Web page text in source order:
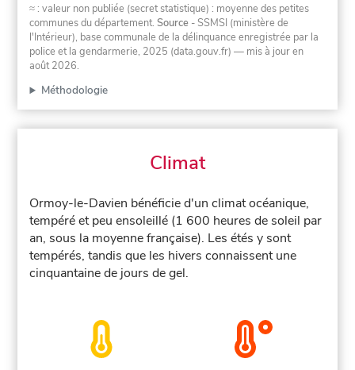
≈ : valeur non publiée (secret statistique) : moyenne des petites
communes du département.Source - SSMSI (ministère de
l'Intérieur), base communale de la délinquance enregistrée par la
police et la gendarmerie, 2025 (data.gouv.fr) — mis à jour en
août 2026.
Méthodologie
Climat
Ormoy-le-Davien bénéficie d'un climat océanique,
tempéré et peu ensoleillé (1 600 heures de soleil par
an, sous la moyenne française). Les étés y sont
tempérés, tandis que les hivers connaissent une
cinquantaine de jours de gel.